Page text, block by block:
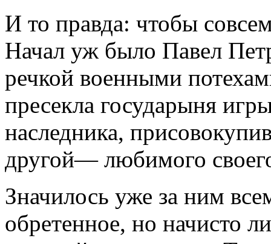
И то правда: чтобы
Начал уж было Павел
речкой военными
пресекла государыня
наследника,
другой— любимого
Значилось уже за ним
обретенное, но начисто